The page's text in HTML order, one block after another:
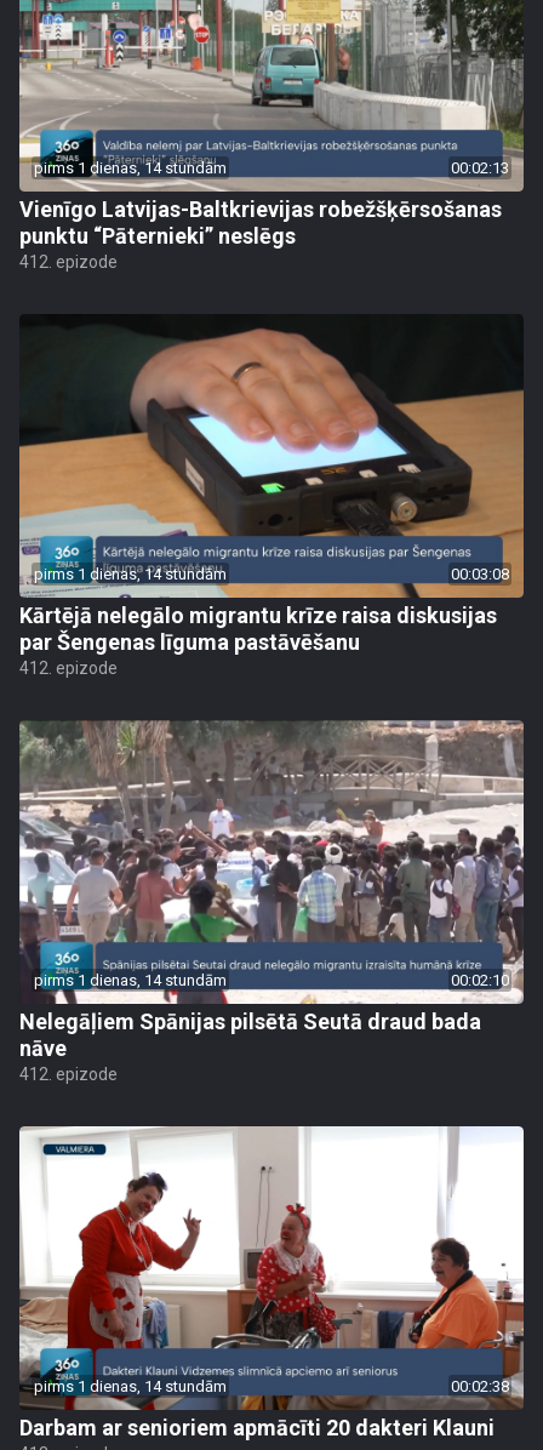
pirms 1 dienas, 14 stundām 00:02:13
Vienīgo Latvijas-Baltkrievijas robežšķērsošanas
punktu “Pāternieki” neslēgs
412. epizode
pirms 1 dienas, 14 stundām 00:03:08
Kārtējā nelegālo migrantu krīze raisa diskusijas
par Šengenas līguma pastāvēšanu
412. epizode
pirms 1 dienas, 14 stundām 00:02:10
Nelegāļiem Spānijas pilsētā Seutā draud bada
nāve
412. epizode
pirms 1 dienas, 14 stundām 00:02:38
Darbam ar senioriem apmācīti 20 dakteri Klauni